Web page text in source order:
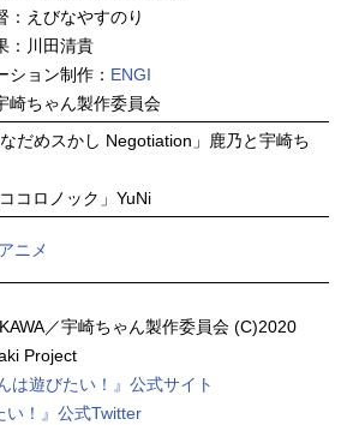
：えびなやすのり
：川田清貴
ション制作： ENGI
崎ちゃん製作委員会
だめスかし Negotiation」鹿乃と宇崎ち
コロノック」YuNi
ニメ
／宇崎ちゃん製作委員会 (C)2020
Project
は遊びたい！』公式サイト
い！』公式Twitter